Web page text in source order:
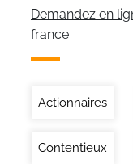
Demandez en
france
Actionnaires
Contentieux